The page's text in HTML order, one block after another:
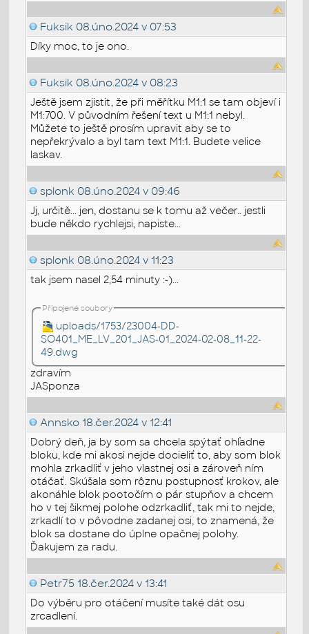
Fuksik 08.úno.2024 v 07:53
Díky moc, to je ono.
Fuksik 08.úno.2024 v 08:23
Ještě jsem zjistit, že při měřítku M1:1 se tam objeví i
M1:700. V původním řešení text u M1:1 nebyl.
Můžete to ještě prosím upravit aby se to
nepřekrývalo a byl tam text M1:1. Budete velice
laskav.
splonk 08.úno.2024 v 09:46
Jj, určitě... jen, dostanu se k tomu až večer.. jestli
bude někdo rychlejsi, napiste...
splonk 08.úno.2024 v 11:23
tak jsem nasel 2,54 minuty :-)...
Připojené soubory
uploads/1753/23004-DD-
SO401_ME_LV_201_JAS-01_2024-02-08_11-22-
49.dwg
zdravím
JASponza
Annsko 18.čer.2024 v 12:41
Dobrý deň, ja by som sa chcela spýtať ohľadne
bloku, kde mi akosi nejde docieliť to, aby som blok
mohla zrkadliť v jeho vlastnej osi a zároveň ním
otáčať. Skúšala som rôznu postupnosť krokov, ale
akonáhle blok pootočím o pár stupňov a chcem
ho v tej šikmej polohe odzrkadliť, tak mi to nejde,
zrkadlí to v pôvodne zadanej osi, to znamená, že
blok sa dostane do úplne opačnej polohy.
Ďakujem za radu.
Petr75 18.čer.2024 v 13:41
Do výběru pro otáčení musíte také dát osu
zrcadlení.